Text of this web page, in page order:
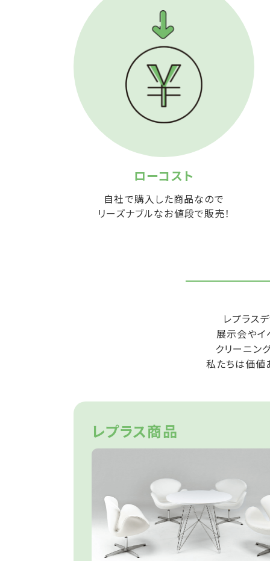
ローコスト
自社で購入した商品なので
リーズナブルなお値段で販売！
レプラス
展示会やイ
クリーニン
私たちは価値
レプラス商品